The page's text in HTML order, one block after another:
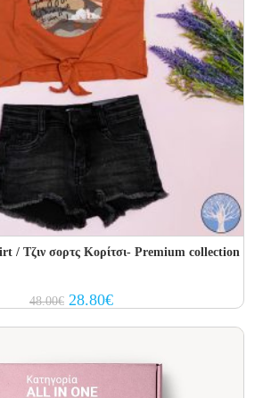
/ Τζιν σορτς Κορίτσι- Premium collection
48.00€ Original
price
28.80€Current
price